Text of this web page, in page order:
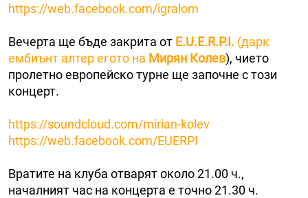
https://web.facebook.com/igralom
Вечерта ще бъде закрита от E.U.E.R.P.I. (дарк
ембиънт алтер егото на Мирян Колев), чието
пролетно европейско турне ще започне с този
концерт.
https://soundcloud.com/mirian-kolev
https://web.facebook.com/EUERPI
Вратите на клуба отварят около 21.00 ч.,
началният час на концерта е точно 21.30 ч.